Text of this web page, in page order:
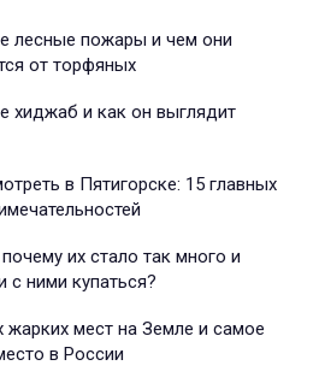
лесные пожары и чем они
от торфяных
хиджаб и как он выглядит
в Пятигорске: 15 главных
их стало так много и
с ними купаться?
жарких мест на Земле и самое
в России